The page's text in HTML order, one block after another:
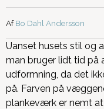
AfBo Dahl Andersson
Uanset husets stil og
man bruger lidt tid
udformning, da det
på. Farven på
plankeværk er nemt